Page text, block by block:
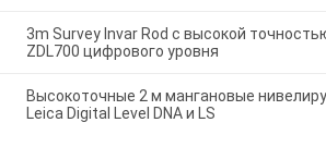
3m Survey Invar Rod с высокой
ZDL700 цифрового уровня
Высокоточные 2 м мангановые
Leica Digital Level DNA и LS